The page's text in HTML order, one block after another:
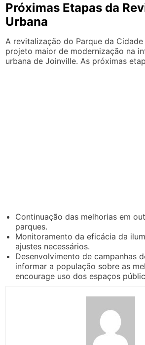
Próximas Etapas da
Urbana
A revitalização do Parque da
projeto maior de modernização na
urbana de Joinville. As próximas
Continuação das melhorias em
parques.
Monitoramento da eficácia da
ajustes necessários.
Desenvolvimento de campanhas
informar a população sobre as
encourage uso dos espaços